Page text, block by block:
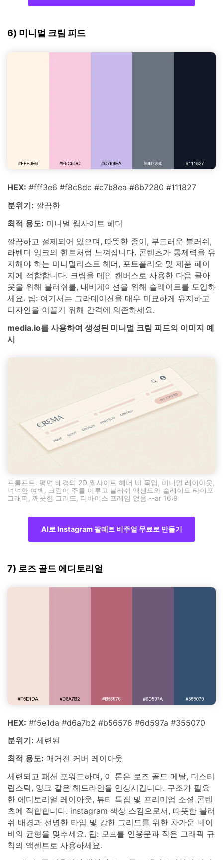
6) 미니멀 크림 피드
HEX: #fff3e6 #f8c8dc #c7b8ea #6b7280 #111827
분위기: 깔끔한
최적 용도: 미니멀 웹사이트 헤더
깔끔하고 절제되어 있으며, 따뜻한 종이, 부드러운 블러쉬,
라벤더 잉크의 힌트처럼 느껴집니다. 콘텐츠가 통제력을 유
지해야 하는 미니멀리스트 헤더, 포트폴리오 및 제품 페이
지에 적합합니다. 크림을 메인 캔버스로 사용한 다음 콜아
웃을 위해 블러쉬를, 내비게이션을 위해 슬레이트를 도입하
세요. 팁: 여기서는 그라데이션을 매우 미묘하게 유지하고
디자인을 이끌기 위해 간격에 의존하세요.
media.io를 사용하여 생성된 미니멀 크림 피드의 이미지 예
시
프롬프트: 평면 배경의 2D 웹사이트 헤더 UI 목업, 미니멀 레이아웃,
넉넉한 여백, 크림이 주를 이루고 블러쉬 액센트와 슬레이트 타이포
그래피, 깨끗한 그리드, 디바이스 프레임 없음 --ar 16:9
AI로 Instagram 팔레트 비주얼 무료로 만들기
7) 로즈 골드 에디토리얼
HEX: #f5e1da #d6a7b2 #b56576 #6d597a #355070
분위기: 세련된
최적 용도: 매거진 커버 레이아웃
세련되고 패션 포워드하며, 이 톤은 로즈 골드 메탈, 더스티
립스틱, 잉크 같은 헤드라인을 연상시킵니다. 구조가 필요
한 에디토리얼 레이아웃, 뷰티 특집 및 프리미엄 소셜 콘텐
츠에 적합합니다. instagram 색상 스킴으로서, 따뜻한 블러
쉬 배경과 선명한 타입 및 강한 그리드를 위한 차가운 네이
비의 균형을 맞추세요. 팁: 모브를 인용문과 작은 그래픽 규
칙의 액센트로 사용하세요.